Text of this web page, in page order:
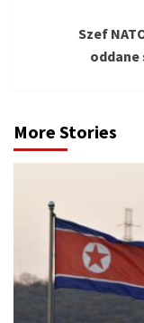
Szef
oddane
More Stories